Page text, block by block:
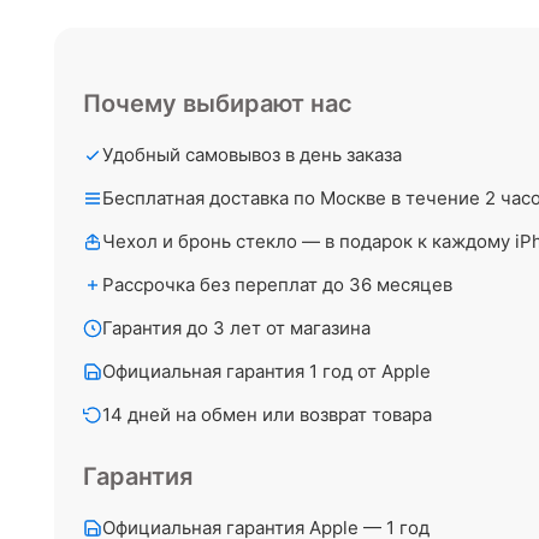
Почему выбирают нас
Удобный самовывоз в день заказа
Бесплатная доставка по Москве в течение 2
Чехол и бронь стекло — в подарок к каждому
Рассрочка без переплат до 36 месяцев
Гарантия до 3 лет от магазина
Официальная гарантия 1 год от Apple
14 дней на обмен или возврат товара
Гарантия
Официальная гарантия Apple — 1 год